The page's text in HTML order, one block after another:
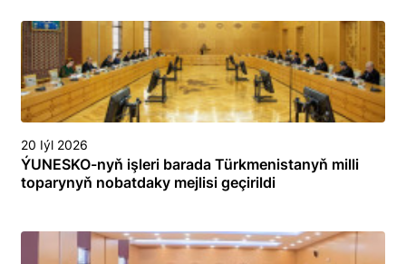
toplumlaýyn türgenleşik okuwy
20 Iýl 2026
ÝUNESKO-nyň işleri barada Türkmenistanyň milli
toparynyň nobatdaky mejlisi geçirildi